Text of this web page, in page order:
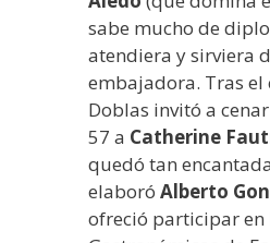
sabe mucho de
atendiera y sirviera
embajadora. Tras el
Doblas invitó a
57 a Catherine
quedó tan
elaboró Alberto
ofreció participar en